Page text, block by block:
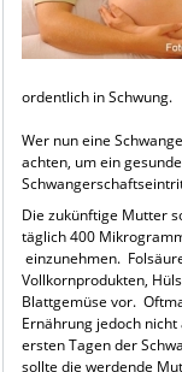
ordentlich in Schwung.
Wer nun eine
achten, um ein
Die zukünftige Mutter
täglich 400
einzunehmen.
Vollkornprodukten,
Blattgemüse vor.
Ernährung jedoch
ersten Tagen der
sollte die werdende